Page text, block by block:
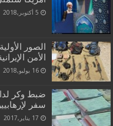
5 أكتوبر,2018
الصور
الأمن
16 يوليو,2018
ضبط وكر
سفر
17 يناير,2017